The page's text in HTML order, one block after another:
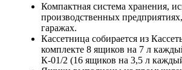
Компактная система хранения,
производственных
гаражах.
Кассетница собирается из
комплекте 8 ящиков на 7 л
К-01/2 (16 ящиков на 3,5 л